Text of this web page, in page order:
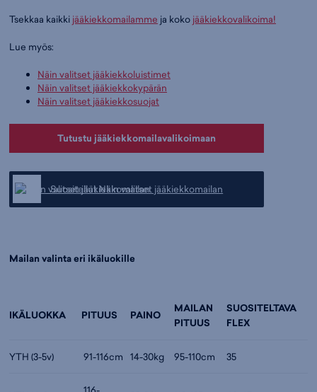
Tsekkaa kaikki jääkiekkomailamme ja koko jääkiekkovalikoima!
Lue myös:
Näin valitset jääkiekkoluistimet
Näin valitset jääkiekkokypärän
Näin valitset jääkiekkosuojat
Tutustu jääkiekkomailavalikoimaan
Suositellut Näin valitset jääkiekkomailan
Mailan valinta eri ikäluokille
IKÄLUOKKA PITUUS PAINO
MAILAN
PITUUS
SUOSITELTAVA
FLEX
YTH (3-5v) 91-116cm 14-30kg 95-110cm 35